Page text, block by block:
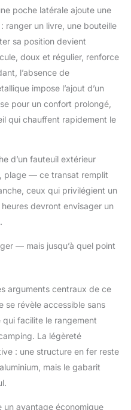
stabilité au
jardin exterieur,
fauteuil de
exterieur a
et fauteuil a
exterieur,
efficacement
conditions
pour un
en 11 coloris
du plus
cette chaise
s’intègre
à différents
comme transat
à votre jardin,
ou espace
[Informations
le produit]: Poids:
kg. Capacité de
: 150 kg.
du produit:
cm.
poche latérale ajoute une
ranger un livre, une bouteille
sa position devient
doux et régulier, renforce
l’absence de
impose l’ajout d’un
pour un confort prolongé,
qui chauffent rapidement le
d’un fauteuil extérieur
plage — ce transat remplit
ceux qui privilégient un
devront envisager un
— mais jusqu’à quel point
arguments centraux de ce
se révèle accessible sans
qui facilite le rangement
La légèreté
: une structure en fer reste
mais le gabarit
un avantage économique